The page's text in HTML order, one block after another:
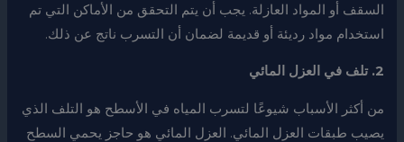
السقف أو المواد العازلة. يجب أن يتم التحقق من الأماكن التي تم
استخدام مواد رديئة أو قديمة لضمان أن التسرب ناتج عن ذلك.
2. تلف في العزل المائي
من أكثر الأسباب شيوعًا لتسرب المياه في الأسطح هو التلف الذي
يصيب طبقات العزل المائي. العزل المائي هو حاجز يحمي السطح